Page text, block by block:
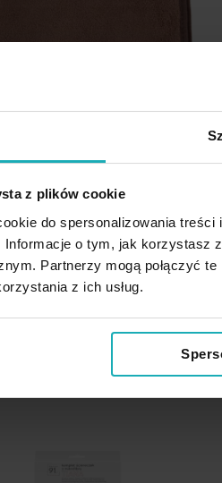
z plików cookie
do spersonalizowania
o tym, jak korzystasz
Partnerzy mogą połączyć
z ich usług.
40x40 cm z mikrofibry kolor
g/m2 TALA Design 91